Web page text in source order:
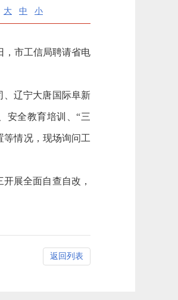
大 中 小
，市工信局聘请省电
、辽宁大唐国际阜新
安全教育培训、“三
等情况，现场询问工
展全面自查自改，
返回列表